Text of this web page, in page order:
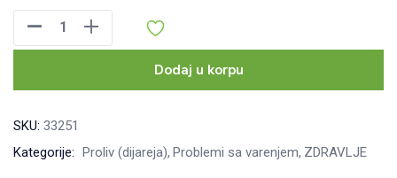
Max,
kesica
Dodaj u korpu
SKU: 33251
Kategorije: Proliv (dijareja) Problemi sa varenjem ZDRAVLJE